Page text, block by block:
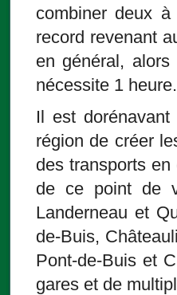
combiner deux
record revenant
en général,
nécessite 1 heure.
Il est
région de créer
des transports
de ce point de
Landerneau et
de-Buis,
Pont-de-Buis et
gares et de